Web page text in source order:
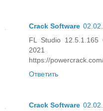
Crack Software
FL Studio 12.5.1.165
2021
https://
Ответить
Crack Software